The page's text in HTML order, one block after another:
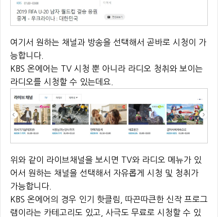
여기서 원하는 채널과 방송을 선택해서 곧바로 시청이 가
능합니다.
KBS 온에어는 TV 시청 뿐 아니라 라디오 청취와 보이는
라디오를 시청할 수 있는데요.
위와 같이 라이브채널을 보시면 TV와 라디오 메뉴가 있
어서 원하는 채널을 선택해서 자유롭게 시청 및 청취가
가능합니다.
KBS 온에어의 경우 인기 핫클림, 따끈따큰한 신작 프로그
램이라는 카테고리도 있고, 사극도 무료로 시청할 수 있